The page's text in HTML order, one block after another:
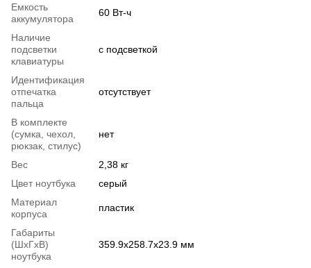
Емкость
аккумулятора
60 Вт-ч
Наличие
подсветки
клавиатуры
с подсветкой
Идентификация
отпечатка
пальца
отсутствует
В комплекте
(сумка, чехол,
рюкзак, стилус)
нет
Вес
2,38 кг
Цвет ноутбука
серый
Материал
корпуса
пластик
Габариты
(ШхГхВ)
ноутбука
359.9х258.7х23.9 мм